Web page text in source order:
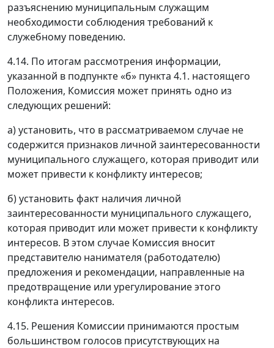
разъяснению муниципальным служащим
необходимости соблюдения требований к
служебному поведению.
4.14. По итогам рассмотрения информации,
указанной в подпункте «б» пункта 4.1. настоящего
Положения, Комиссия может принять одно из
следующих решений:
а) установить, что в рассматриваемом случае не
содержится признаков личной заинтересованности
муниципального служащего, которая приводит или
может привести к конфликту интересов;
б) установить факт наличия личной
заинтересованности муниципального служащего,
которая приводит или может привести к конфликту
интересов. В этом случае Комиссия вносит
представителю нанимателя (работодателю)
предложения и рекомендации, направленные на
предотвращение или урегулирование этого
конфликта интересов.
4.15. Решения Комиссии принимаются простым
большинством голосов присутствующих на